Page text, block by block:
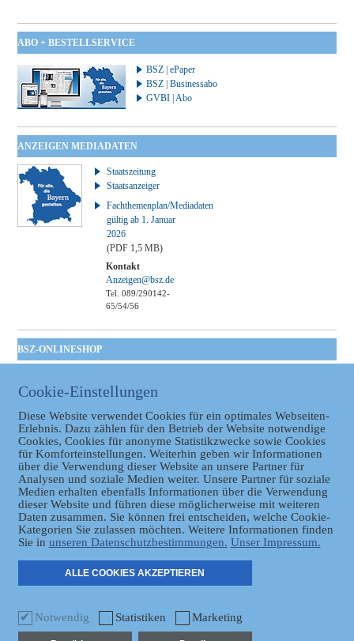
ABO + BESTELLSERVICE
BSZ | ePaper
BSZ | Businessabo
GVBI | Abo
ANZEIGEN MEDIADATEN
Staatszeitung
Staatsanzeiger
Fachthemenplan/Mediadaten
gültig ab 1. Januar
2026
(PDF 1,5 MB)
Kontakt
Anzeigen@bsz.de
Tel. 089/290142-
65/54/56
BSZ-ONLINESHOP
Taschenbuch
GVBl | Einbanddecke
Datenschutz
Cookie-Einstellungen
Diese Website verwendet Cookies für ein optimales Webseiten-
Erlebnis. Dazu zählen für den Betrieb der Website notwendige
Cookies, Cookies für anonyme Statistikzwecke sowie Cookies
für Komforteinstellungen. Weiterhin geben wir Informationen
über die Verwendung dieser Website an unsere Partner für
Analysen und soziale Medien weiter. Unsere Partner für soziale
Medien erhalten ebenfalls Informationen über die Verwendung
dieser Website und führen diese möglicherweise mit weiteren
Daten zusammen. Sie können frei entscheiden, welche Cookie-
Kategorien Sie zulassen möchten. Weitere Informationen finden
Sie in unseren Datenschutzbestimmungen. Unser Impressum.
ALLE COOKIES AKZEPTIEREN
Notwendig Statistiken Marketing